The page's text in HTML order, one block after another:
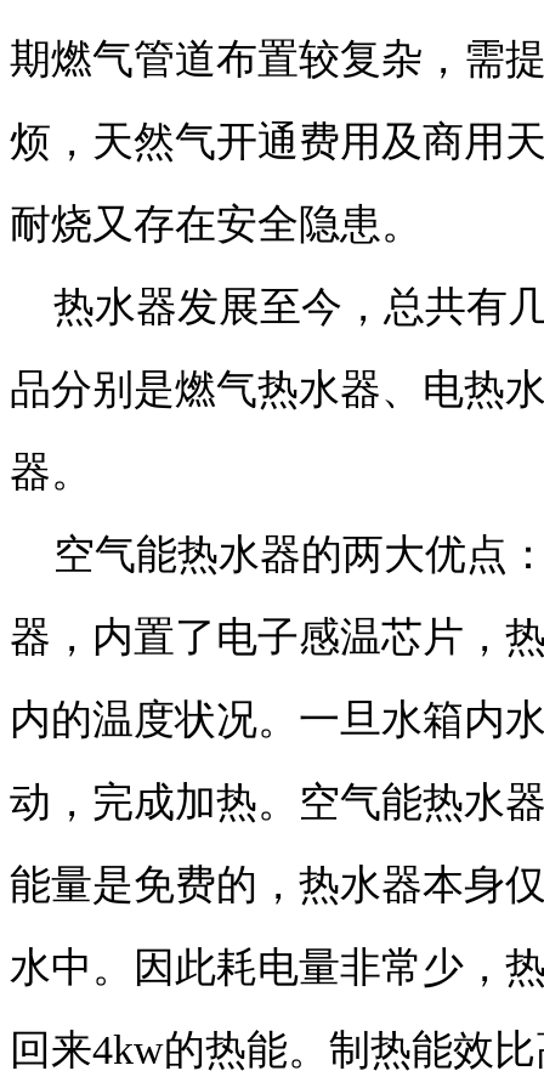
期燃气管道布置较复杂，需
烦，天然气开通费用及商用
耐烧又存在安全隐患。
热水器发展至今，总共有
品分别是燃气热水器、电热
器。
空气能热水器的两大优点
器，内置了电子感温芯片，
内的温度状况。一旦水箱内
动，完成加热。空气能热水
能量是免费的，热水器本身
水中。因此耗电量非常少，
回来4kw的热能。制热能效